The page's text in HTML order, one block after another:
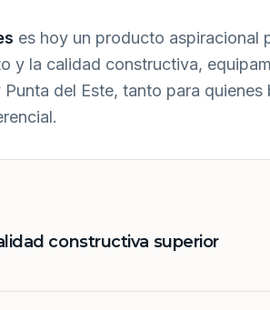
es hoy un producto aspiracional
y la calidad constructiva,
del Este, tanto para
constructiva superior